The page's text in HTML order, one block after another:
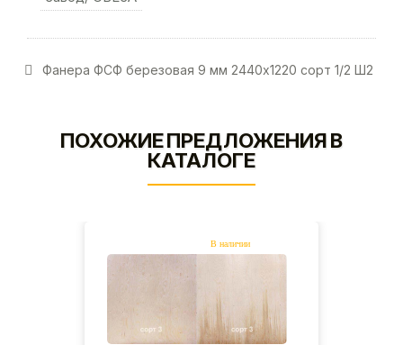
Фанера ФСФ березовая 9 мм 2440х1220 сорт 1/2 Ш2
ПОХОЖИЕ ПРЕДЛОЖЕНИЯ В
КАТАЛОГЕ